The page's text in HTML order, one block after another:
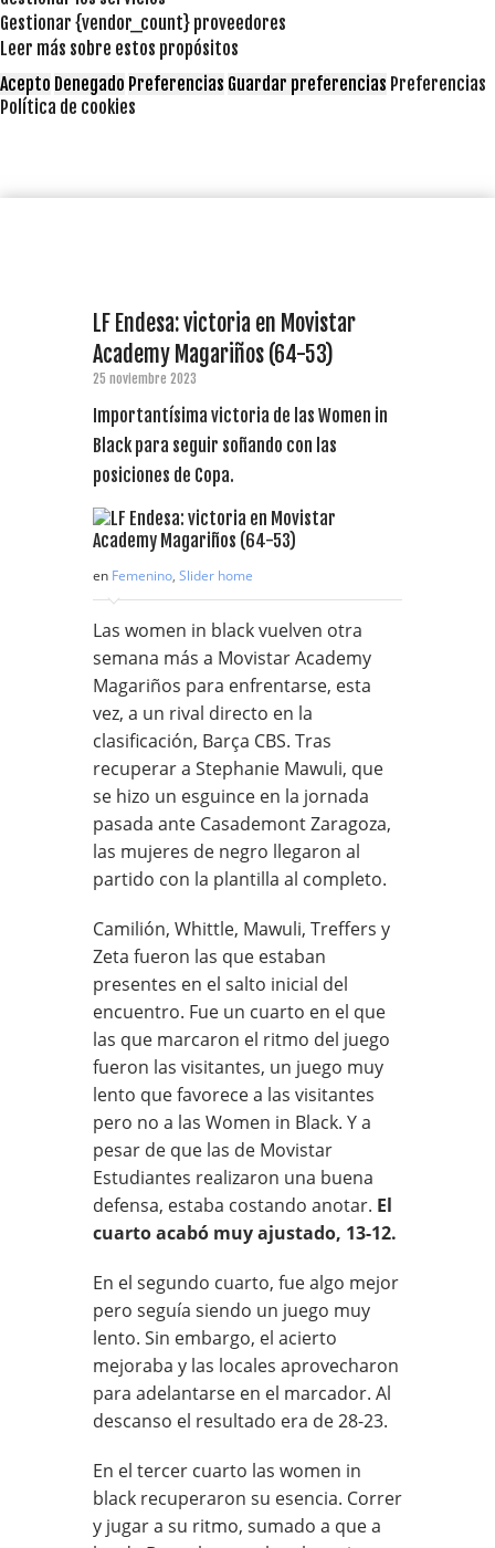
Gestionar {vendor_count} proveedores
Leer más sobre estos propósitos
Acepto Denegado Preferencias Guardar preferencias Preferencias
Política de cookies
LF Endesa: victoria en Movistar
Academy Magariños (64-53)
25 noviembre 2023
Importantísima victoria de las Women in
Black para seguir soñando con las
posiciones de Copa.
en Femenino, Slider home
Las women in black vuelven otra
semana más a Movistar Academy
Magariños para enfrentarse, esta
vez, a un rival directo en la
clasificación, Barça CBS. Tras
recuperar a Stephanie Mawuli, que
se hizo un esguince en la jornada
pasada ante Casademont Zaragoza,
las mujeres de negro llegaron al
partido con la plantilla al completo.
Camilión, Whittle, Mawuli, Treffers y
Zeta fueron las que estaban
presentes en el salto inicial del
encuentro. Fue un cuarto en el que
las que marcaron el ritmo del juego
fueron las visitantes, un juego muy
lento que favorece a las visitantes
pero no a las Women in Black. Y a
pesar de que las de Movistar
Estudiantes realizaron una buena
defensa, estaba costando anotar. El
cuarto acabó muy ajustado, 13-12.
En el segundo cuarto, fue algo mejor
pero seguía siendo un juego muy
lento. Sin embargo, el acierto
mejoraba y las locales aprovecharon
para adelantarse en el marcador. Al
descanso el resultado era de 28-23.
En el tercer cuarto las women in
black recuperaron su esencia. Correr
y jugar a su ritmo, sumado a que a